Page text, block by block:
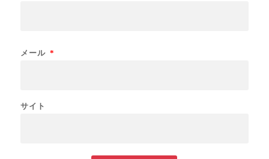
メール *
サイト